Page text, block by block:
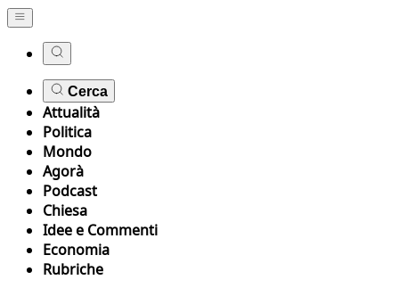
Cerca
Attualità
Politica
Mondo
Agorà
Podcast
Chiesa
Idee e Commenti
Economia
Rubriche